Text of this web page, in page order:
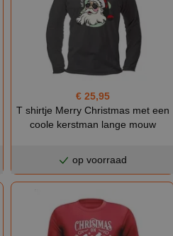
€ 25,95
T shirtje Merry Christmas met een
coole kerstman lange mouw
op voorraad